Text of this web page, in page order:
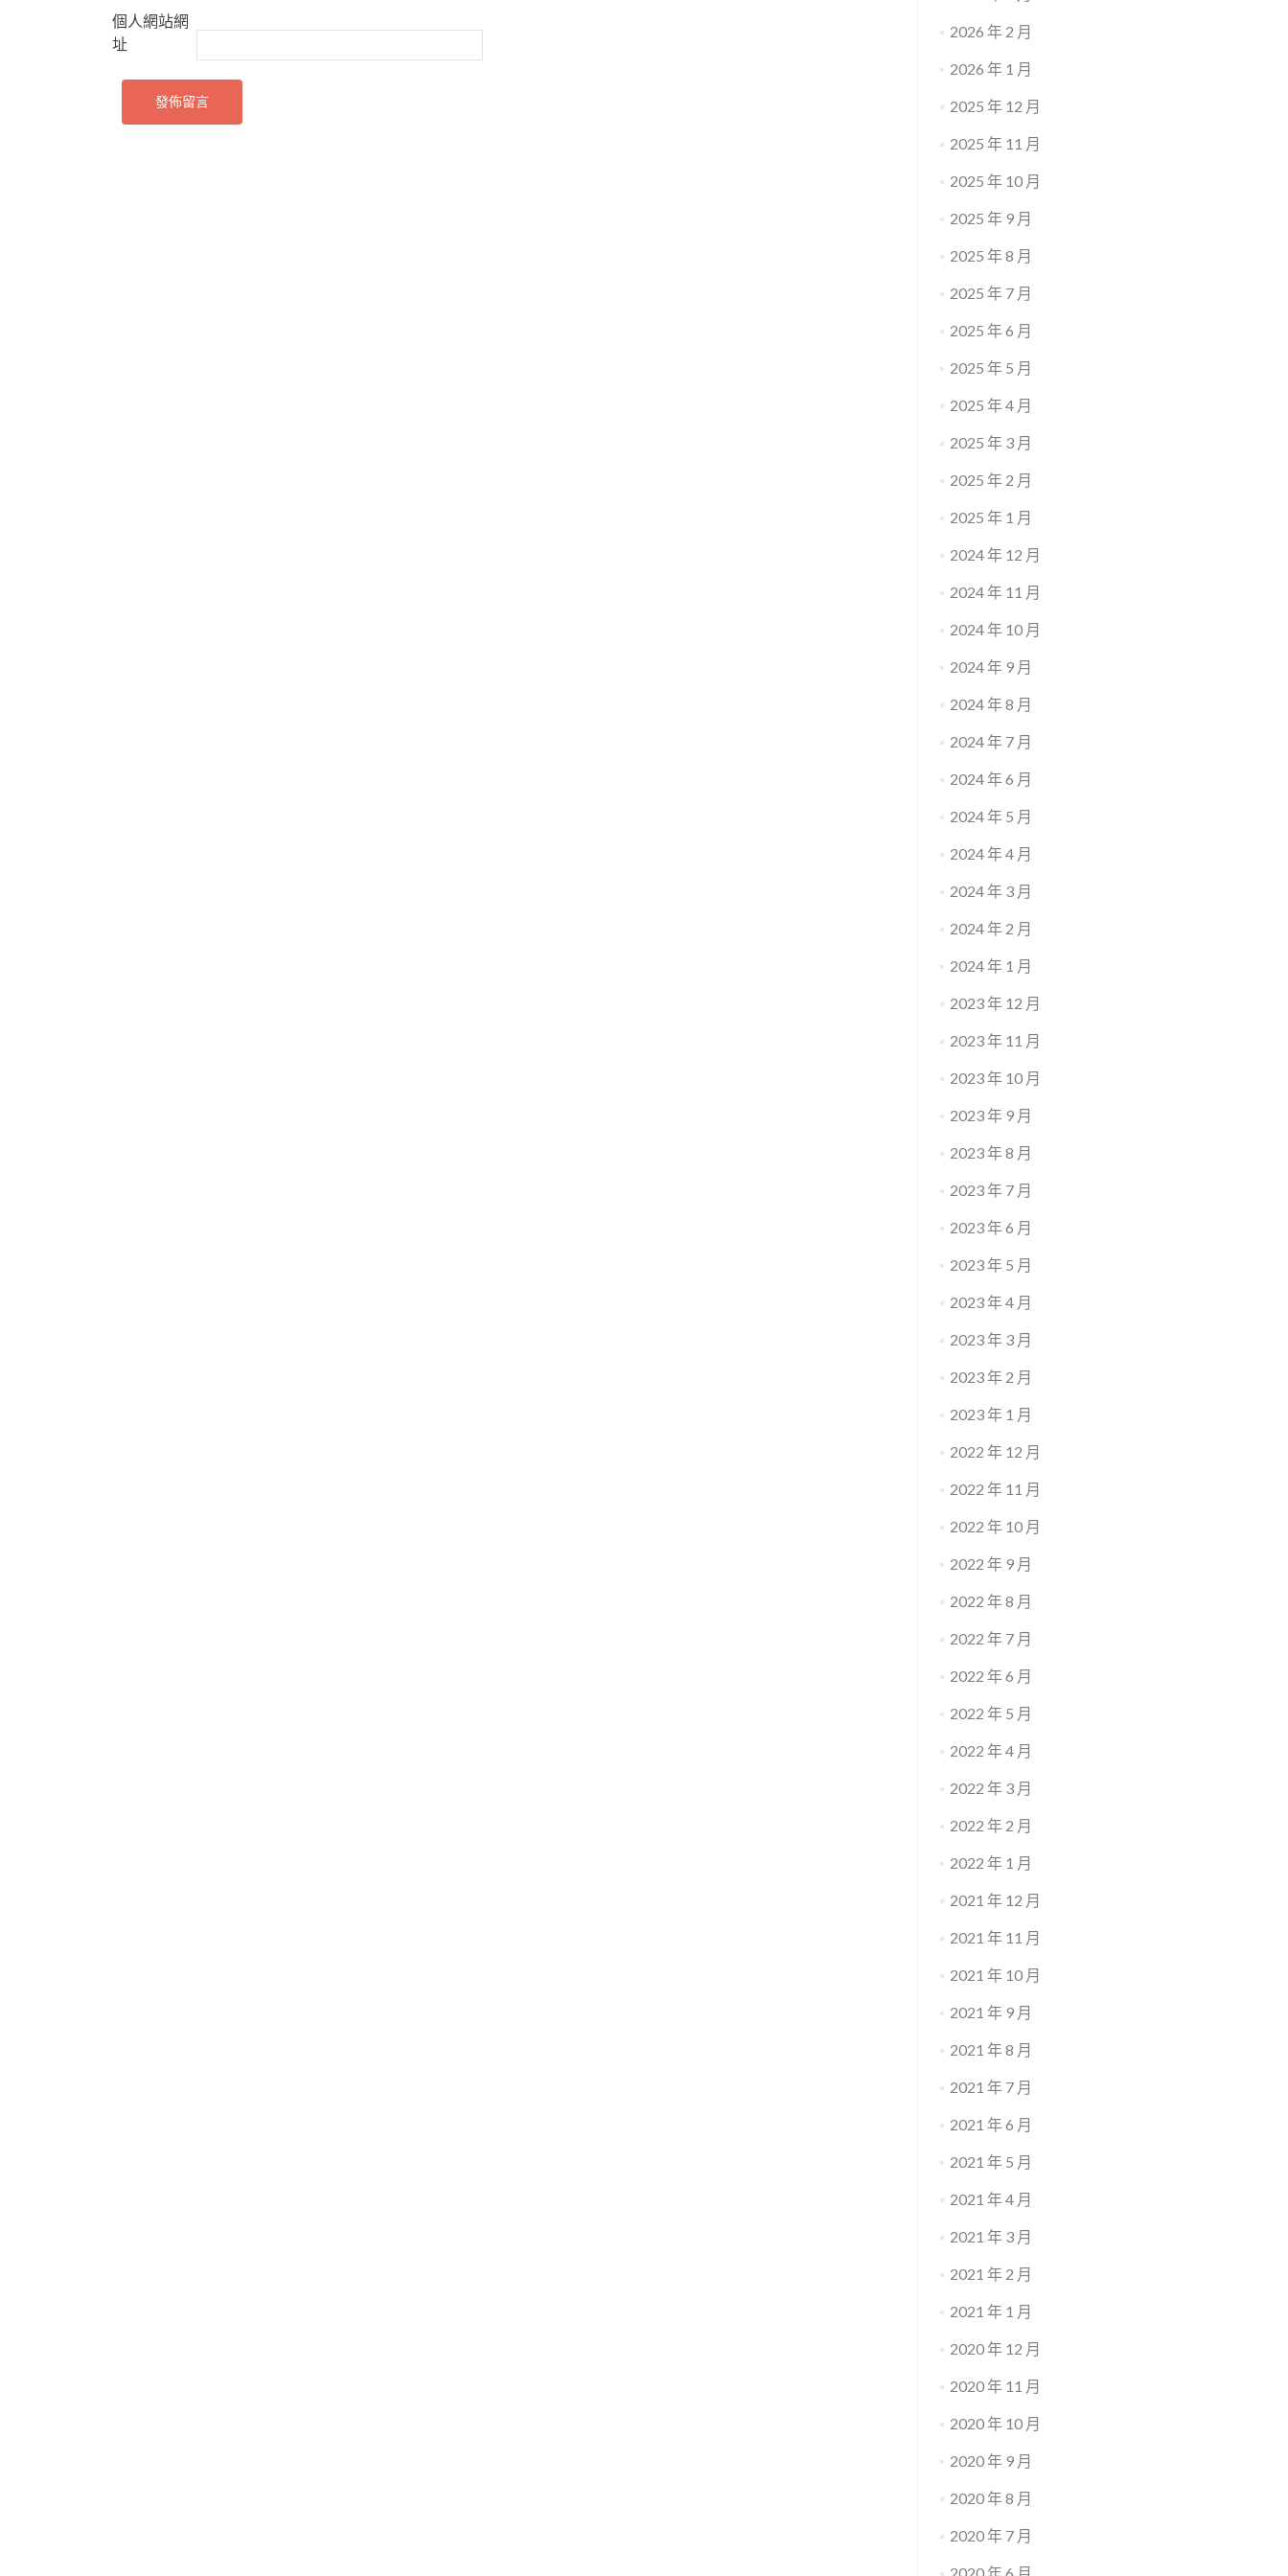
個人網站網
址
2026 年 2 月
2026 年 1 月
2025 年 12 月
2025 年 11 月
2025 年 10 月
2025 年 9 月
2025 年 8 月
2025 年 7 月
2025 年 6 月
2025 年 5 月
2025 年 4 月
2025 年 3 月
2025 年 2 月
2025 年 1 月
2024 年 12 月
2024 年 11 月
2024 年 10 月
2024 年 9 月
2024 年 8 月
2024 年 7 月
2024 年 6 月
2024 年 5 月
2024 年 4 月
2024 年 3 月
2024 年 2 月
2024 年 1 月
2023 年 12 月
2023 年 11 月
2023 年 10 月
2023 年 9 月
2023 年 8 月
2023 年 7 月
2023 年 6 月
2023 年 5 月
2023 年 4 月
2023 年 3 月
2023 年 2 月
2023 年 1 月
2022 年 12 月
2022 年 11 月
2022 年 10 月
2022 年 9 月
2022 年 8 月
2022 年 7 月
2022 年 6 月
2022 年 5 月
2022 年 4 月
2022 年 3 月
2022 年 2 月
2022 年 1 月
2021 年 12 月
2021 年 11 月
2021 年 10 月
2021 年 9 月
2021 年 8 月
2021 年 7 月
2021 年 6 月
2021 年 5 月
2021 年 4 月
2021 年 3 月
2021 年 2 月
2021 年 1 月
2020 年 12 月
2020 年 11 月
2020 年 10 月
2020 年 9 月
2020 年 8 月
2020 年 7 月